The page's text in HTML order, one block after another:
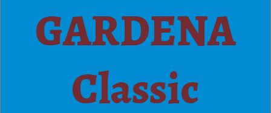
GARDENA
Classic